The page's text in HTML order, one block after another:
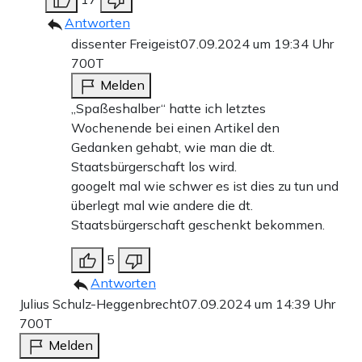
Antworten
dissenter Freigeist07.09.2024 um 19:34 Uhr
700T
Melden
„Spaßeshalber“ hatte ich letztes
Wochenende bei einen Artikel den
Gedanken gehabt, wie man die dt.
Staatsbürgerschaft los wird.
googelt mal wie schwer es ist dies zu tun und
überlegt mal wie andere die dt.
Staatsbürgerschaft geschenkt bekommen.
5
Antworten
Julius Schulz-Heggenbrecht07.09.2024 um 14:39 Uhr
700T
Melden